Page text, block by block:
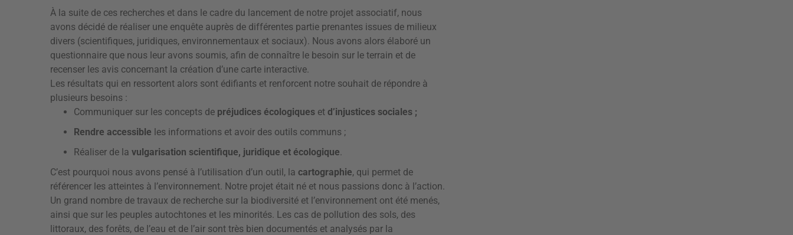
À la suite de ces recherches et dans le cadre du lancement de notre projet associatif, nous
avons décidé de réaliser une enquête auprès de différentes partie prenantes issues de milieux
divers (scientifiques, juridiques, environnementaux et sociaux). Nous avons alors élaboré un
questionnaire que nous leur avons soumis, afin de connaître le besoin sur le terrain et de
recenser les avis concernant la création d’une carte interactive.
Les résultats qui en ressortent alors sont édifiants et renforcent notre souhait de répondre à
plusieurs besoins :
Communiquer sur les concepts de préjudices écologiques et d’injustices sociales ;
Rendre accessible les informations et avoir des outils communs ;
Réaliser de la vulgarisation scientifique, juridique et écologique.
C’est pourquoi nous avons pensé à l’utilisation d’un outil, la cartographie, qui permet de
référencer les atteintes à l’environnement. Notre projet était né et nous passions donc à l’action.
Un grand nombre de travaux de recherche sur la biodiversité et l’environnement ont été menés,
ainsi que sur les peuples autochtones et les minorités. Les cas de pollution des sols, des
littoraux, des forêts, de l’eau et de l’air sont très bien documentés et analysés par la